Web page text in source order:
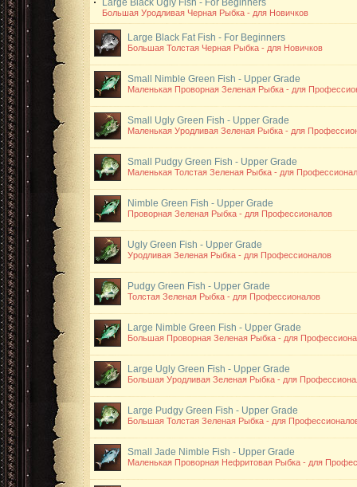
Large Black Ugly Fish - For Beginners
Большая Уродливая Черная Рыбка - для Новичков
Large Black Fat Fish - For Beginners
Большая Толстая Черная Рыбка - для Новичков
Small Nimble Green Fish - Upper Grade
Маленькая Проворная Зеленая Рыбка - для
Small Ugly Green Fish - Upper Grade
Маленькая Уродливая Зеленая Рыбка - для
Small Pudgy Green Fish - Upper Grade
Маленькая Толстая Зеленая Рыбка - для
Nimble Green Fish - Upper Grade
Проворная Зеленая Рыбка - для Профессионалов
Ugly Green Fish - Upper Grade
Уродливая Зеленая Рыбка - для Профессионалов
Pudgy Green Fish - Upper Grade
Толстая Зеленая Рыбка - для Профессионалов
Large Nimble Green Fish - Upper Grade
Большая Проворная Зеленая Рыбка - для
Large Ugly Green Fish - Upper Grade
Большая Уродливая Зеленая Рыбка - для
Large Pudgy Green Fish - Upper Grade
Большая Толстая Зеленая Рыбка - для
Small Jade Nimble Fish - Upper Grade
Маленькая Проворная Нефритовая Рыбка - для